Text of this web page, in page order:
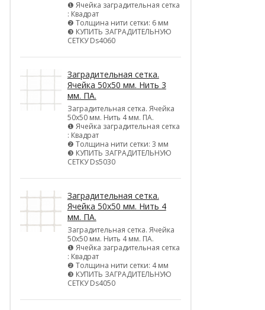
❶ Ячейка заградительная сетка
: Квадрат
❷ Толщина нити сетки: 6 мм
❸ КУПИТЬ ЗАГРАДИТЕЛЬНУЮ
СЕТКУ Ds4060
Заградительная сетка.
Ячейка 50х50 мм. Нить 3
мм. ПА.
Заградительная сетка. Ячейка
50х50 мм. Нить 4 мм. ПА.
❶ Ячейка заградительная сетка
: Квадрат
❷ Толщина нити сетки: 3 мм
❸ КУПИТЬ ЗАГРАДИТЕЛЬНУЮ
СЕТКУ Ds5030
Заградительная сетка.
Ячейка 50х50 мм. Нить 4
мм. ПА.
Заградительная сетка. Ячейка
50х50 мм. Нить 4 мм. ПА.
❶ Ячейка заградительная сетка
: Квадрат
❷ Толщина нити сетки: 4 мм
❸ КУПИТЬ ЗАГРАДИТЕЛЬНУЮ
СЕТКУ Ds4050